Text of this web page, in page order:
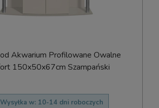
Akwarium Profilowane Owalne
150x50x67cm Szampański
Wysyłka w: 10-14 dni roboczych